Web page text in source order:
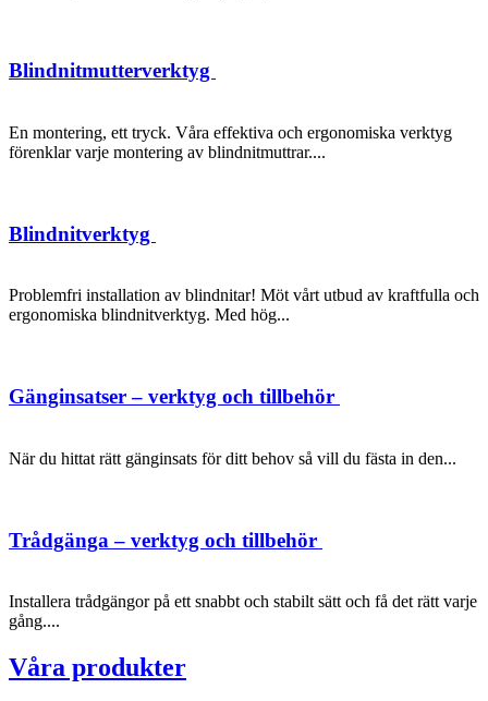
Blindnitmutterverktyg
En montering, ett tryck. Våra effektiva och ergonomiska verktyg
förenklar varje montering av blindnitmuttrar....
Blindnitverktyg
Problemfri installation av blindnitar! Möt vårt utbud av kraftfulla och
ergonomiska blindnitverktyg. Med hög...
Gänginsatser – verktyg och tillbehör
När du hittat rätt gänginsats för ditt behov så vill du fästa in den...
Trådgänga – verktyg och tillbehör
Installera trådgängor på ett snabbt och stabilt sätt och få det rätt varje
gång....
Våra produkter